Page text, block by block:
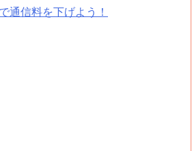
通信料を下げよう！